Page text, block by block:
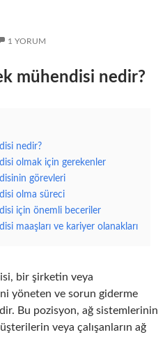
1 YORUM
mühendisi nedir?
nedir?
olmak için gerekenler
görevleri
olma süreci
için önemli beceriler
maaşları ve kariyer olanakları
bir şirketin veya
yöneten ve sorun giderme
Bu pozisyon, ağ sistemlerinin
veya çalışanların ağ